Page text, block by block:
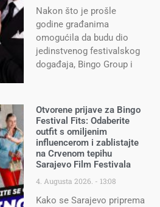
Nakon što je prošle
godine građanima
omogućila da budu dio
jedinstvenog festivalskog
događaja, Bingo Group i
Otvorene prijave za Bingo
Festival Fits: Odaberite
outfit s omiljenim
influencerom i zablistajte
na Crvenom tepihu
Sarajevo Film Festivala
4. Augusta 2026. 13:08
Kako se Sarajevo priprema